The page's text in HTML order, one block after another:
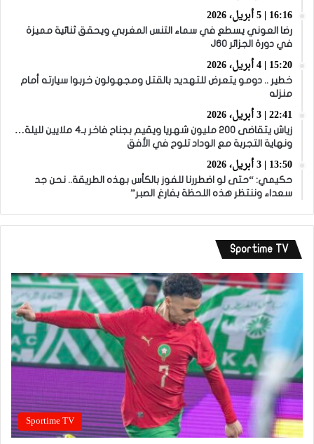
16:16 | 5 أبريل، 2026
رضا العوني يسطع في سماء التنس المغربي ويحقق ثنائية مميزة
في دورة الجزائر J60
15:20 | 4 أبريل، 2026
خطير .. دومو يتعرض للتهديد بالقتل ومجهولون خربوا سيارته أمام
منزله
22:41 | 3 أبريل، 2026
زياش يتقاضى 200 مليون شهريا ويقيم بجناح فاخر بـ4 ملايين لليلة…
ونهاية التجربة مع الوداد تلوح في الأفق
13:50 | 3 أبريل، 2026
حكيمي: “حتى لو اضطررنا للفوز بالكأس بهذه الطريقة.. نحن جد
سعداء وننتظر هذه اللحظة بفارغ الصبر”
Sportime TV
Sportime TV